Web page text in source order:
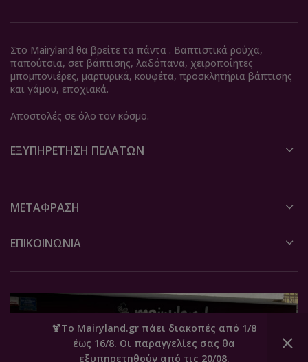
🍹Το Mairyland.gr πάει διακοπές από 1/8
έως 16/8. Οι παραγγελίες σας θα
εξυπηρετηθούν από τις 20/08.
Στο Mairyland θα βρείτε τα πάντα . Βαπτιστικά ρούχα,
παπούτσια, σετ βάπτισης, λαδόπανα, χειροποίητες
μπομπονιέρες, μαρτυρικά, κουφέτα, προσκλητήρια βάπτισης
και γάμου, εποχιακά.
Αποστολές σε όλο τον κόσμο.
ΕΞΥΠΗΡΈΤΗΣΗ ΠΕΛΑΤΏΝ
ΜΕΤΆΦΡΑΣΗ
ΕΠΙΚΟΙΝΩΝΙΑ
0